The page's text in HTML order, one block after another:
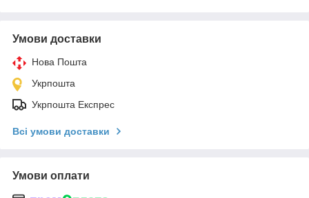
Умови доставки
Нова Пошта
Укрпошта
Укрпошта Експрес
Всі умови доставки
Умови оплати